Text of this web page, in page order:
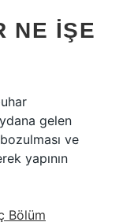
NE IŞE
gelen
ve
yapının
Bölüm